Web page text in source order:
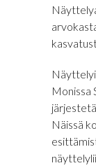
Monissa
Näissä